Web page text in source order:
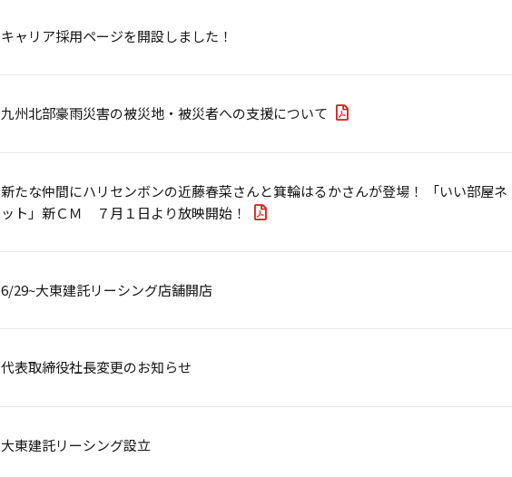
キャリア採用ページを開設しました！
九州北部豪雨災害の被災地・被災者への支援について
新たな仲間にハリセンボンの近藤春菜さんと箕輪はるかさんが登場！ 「いい部屋ネ
ット」新ＣＭ ７月１日より放映開始！
6/29~大東建託リーシング店舗開店
代表取締役社長変更のお知らせ
大東建託リーシング設立